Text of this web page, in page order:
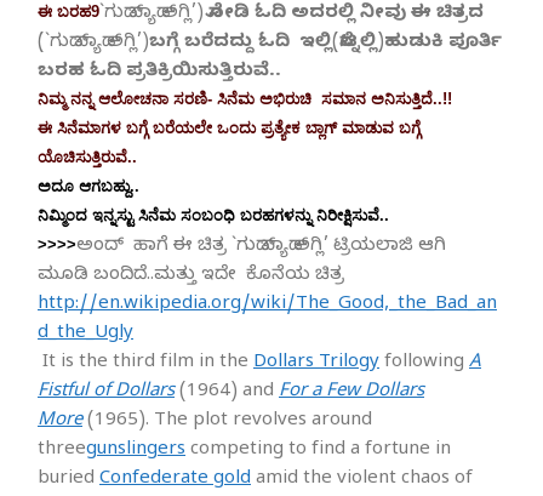
ಈ ಬರಹ9 `ಗುಡ್ ಬ್ಯಾಡ್ ಅಗ್ಲಿ’)ನೋಡಿ ಓದಿ ಅದರಲ್ಲಿ ನೀವು ಈ ಚಿತ್ರದ
( `ಗುಡ್ ಬ್ಯಾಡ್ ಅಗ್ಲಿ’)ಬಗ್ಗೆ ಬರೆದದ್ದು ಓದಿ ಇಲ್ಲಿ(ನೆಟ್ನಲ್ಲಿ)ಹುಡುಕಿ ಪೂರ್ತಿ
ಬರಹ ಓದಿ ಪ್ರತಿಕ್ರಿಯಿಸುತ್ತಿರುವೆ..
ನಿಮ್ಮ ನನ್ನ ಆಲೋಚನಾ ಸರಣಿ- ಸಿನೆಮ ಅಭಿರುಚಿ ಸಮಾನ ಅನಿಸುತ್ತಿದೆ..!!
ಈ ಸಿನೆಮಾಗಳ ಬಗ್ಗೆ ಬರೆಯಲೇ ಒಂದು ಪ್ರತ್ಯೇಕ ಬ್ಲಾಗ್ ಮಾಡುವ ಬಗ್ಗೆ
ಯೊಚಿಸುತ್ತಿರುವೆ..
ಅದೂ ಆಗಬಹ್ದು..
ನಿಮ್ಮಿಂದ ಇನ್ನಸ್ಟು ಸಿನೆಮ ಸಂಬಂಧಿ ಬರಹಗಳನ್ನು ನಿರೀಕ್ಷಿಸುವೆ..
>>>>ಅಂದ್ ಹಾಗೆ ಈ ಚಿತ್ರ `ಗುಡ್ ಬ್ಯಾಡ್ ಅಗ್ಲಿ’ ಟ್ರಿಯಲಾಜಿ ಆಗಿ
ಮೂಡಿ ಬಂದಿದೆ..ಮತ್ತು ಇದೇ ಕೊನೆಯ ಚಿತ್ರ
http://en.wikipedia.org/wiki/The_Good,_the_Bad_an
d_the_Ugly
It is the third film in the Dollars Trilogy following A
Fistful of Dollars (1964) and For a Few Dollars
More (1965). The plot revolves around
threegunslingers competing to find a fortune in
buried Confederate gold amid the violent chaos of